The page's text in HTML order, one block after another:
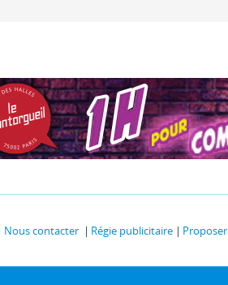
Nous contacter Régie publicitaire